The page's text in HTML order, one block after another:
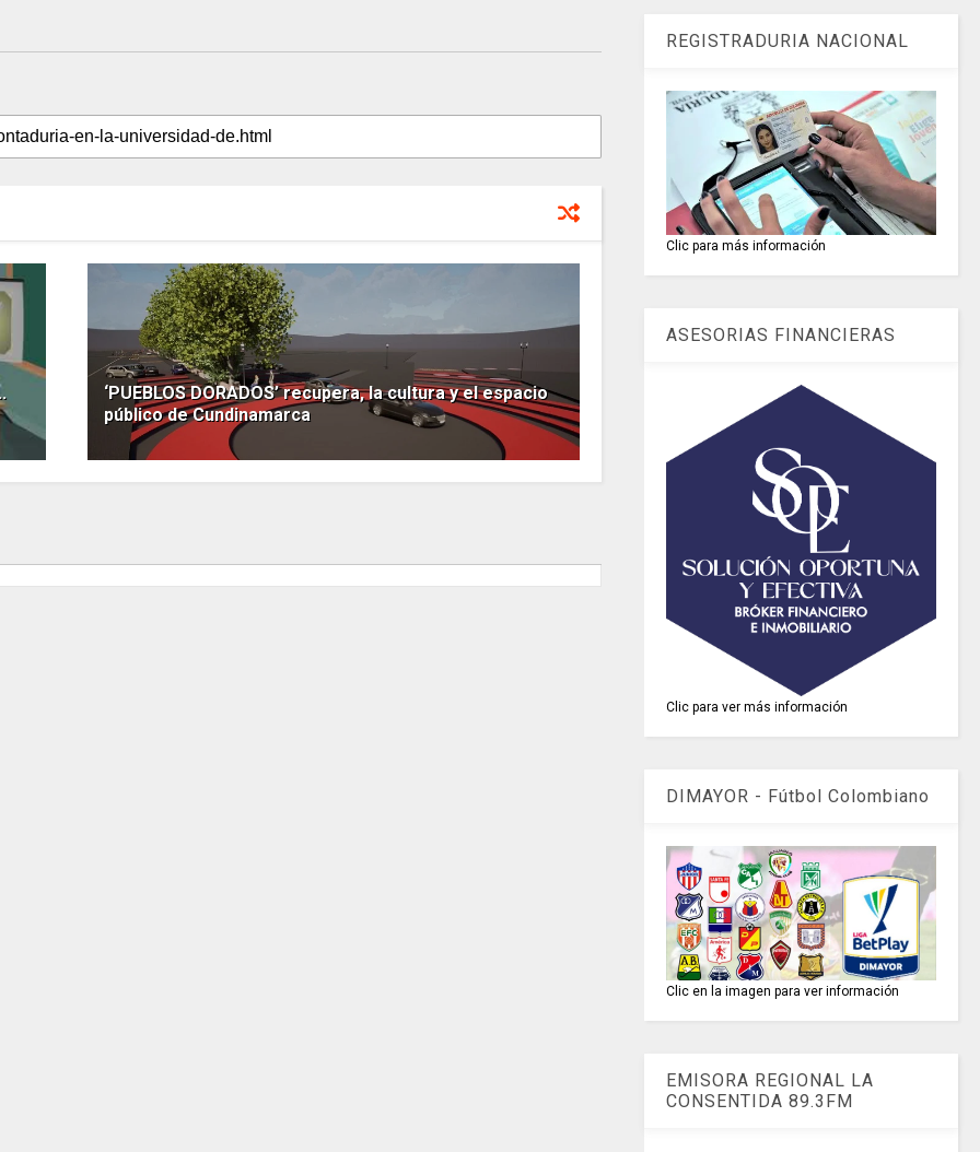
‘PUEBLOS DORADOS’ recupera, la cultura y el espacio
público de Cundinamarca
REGISTRADURIA NACIONAL
Clic para más información
ASESORIAS FINANCIERAS
Clic para ver más información
DIMAYOR - Fútbol Colombiano
Clic en la imagen para ver información
EMISORA REGIONAL LA
CONSENTIDA 89.3FM